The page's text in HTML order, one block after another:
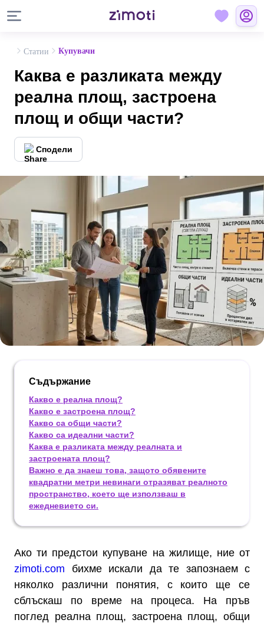
Статии Купувачи
Каква е разликата между
реална площ, застроена
площ и общи части?
Сподели
Съдържание
Какво е реална площ?
Какво е застроена площ?
Какво са общи части?
Какво са идеални части?
Каква е разликата между реалната и
застроената площ?
Важно е да знаеш това, защото обявените
квадратни метри невинаги отразяват реалното
пространство, което ще използваш в
ежедневието си.
Ако ти предстои купуване на жилище, ние от
zimoti.com бихме искали да те запознаем с
няколко различни понятия, с които ще се
сблъскаш по време на процеса. На пръв
поглед реална площ, застроена площ, общи